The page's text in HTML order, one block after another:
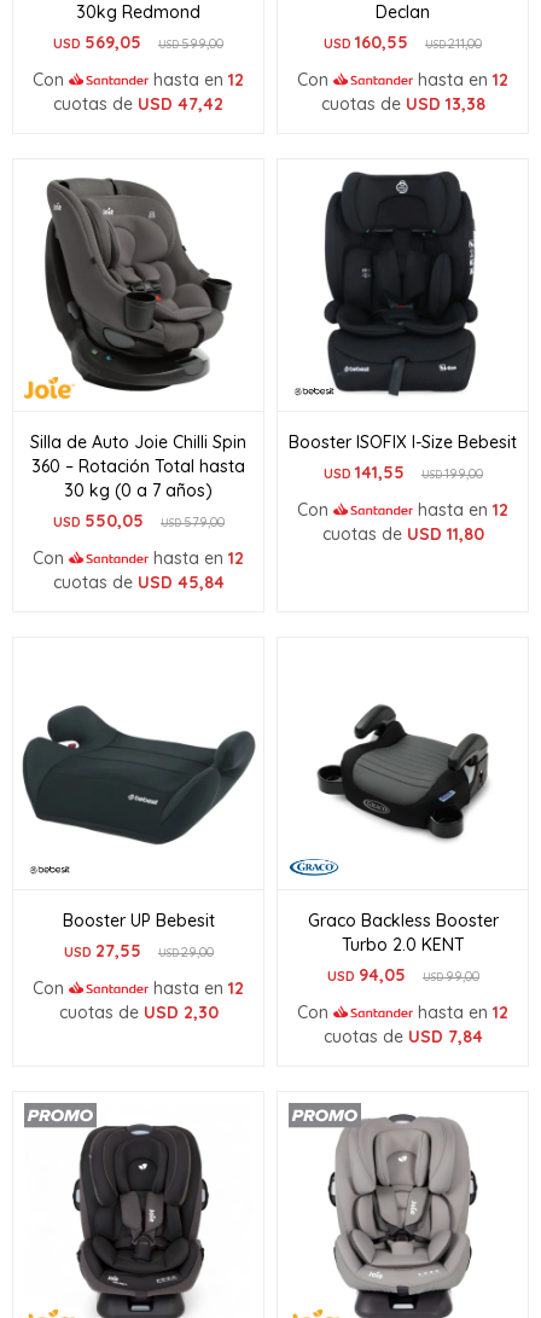
30kg Redmond
USD 569,05 USD599,00
Con hasta en 12
cuotas de USD 47,42
Declan
USD 160,55 USD211,00
Con hasta en 12
cuotas de USD 13,38
Silla de Auto Joie Chilli Spin
360 – Rotación Total hasta
30 kg (0 a 7 años)
USD 550,05 USD579,00
Con hasta en 12
cuotas de USD 45,84
Booster ISOFIX I-Size Bebesit
USD 141,55 USD199,00
Con hasta en 12
cuotas de USD 11,80
Booster UP Bebesit
USD 27,55 USD29,00
Con hasta en 12
cuotas de USD 2,30
Graco Backless Booster
Turbo 2.0 KENT
USD 94,05 USD99,00
Con hasta en 12
cuotas de USD 7,84